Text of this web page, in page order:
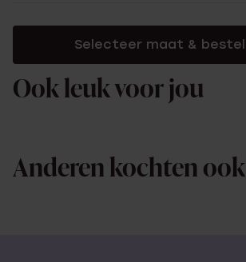
Selecteer maat & bestel
Ook leuk voor jou
Anderen kochten ook